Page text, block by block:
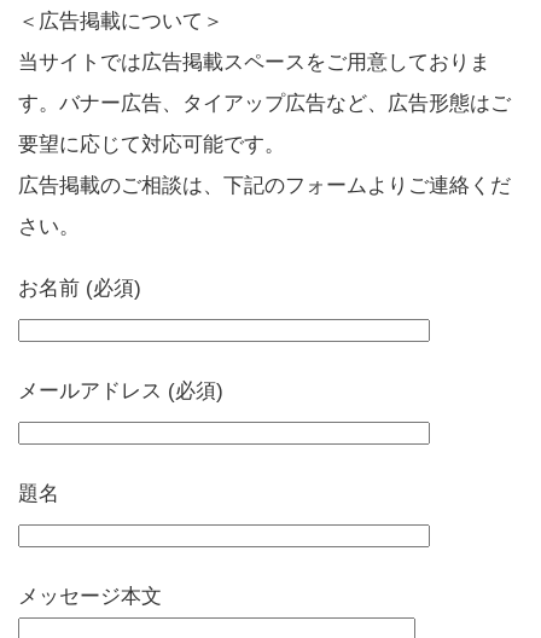
＜広告掲載について＞
当サイトでは広告掲載スペースをご用意しておりま
す。バナー広告、タイアップ広告など、広告形態はご
要望に応じて対応可能です。
広告掲載のご相談は、下記のフォームよりご連絡くだ
さい。
お名前 (必須)
メールアドレス (必須)
題名
メッセージ本文